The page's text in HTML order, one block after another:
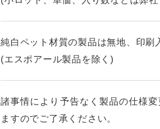
純白ペット材質の製品は無地、印刷
(エスポアール製品を除く)
諸事情により予告なく製品の仕様
ますのでご了承ください。